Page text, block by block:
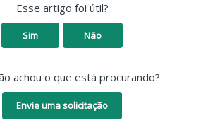
Esse artigo foi útil?
Sim Não
achou o que está procurando?
Envie uma solicitação